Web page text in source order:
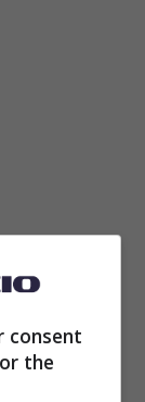
fosse
e
consent
the